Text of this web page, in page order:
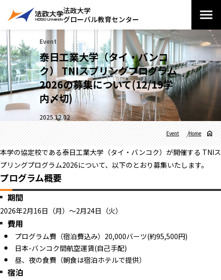
法政大学
グローバル教育センター
Event
泰日工業大学（タイ・バンコ
ク） TNIスプリングプログラム
2026の募集について(12/19学
内〆切)
2025.12.02
Home
Event
本学の協定校である泰日工業大学（タイ・バンコク）が開催する TNIス
プリングプログラム2026について、以下のとおり募集いたします。
プログラム概要
期間
2026年2月16日（月）～2月24日（火）
費用
プログラム費（宿泊費込み）20,000バーツ(約95,500円)
日本-バンコク間航空運賃(自己手配)
昼、夜の食費（朝食は宿泊ホテルで提供）
宿泊